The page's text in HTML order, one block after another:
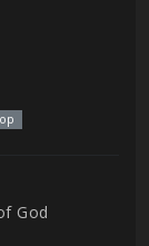
God